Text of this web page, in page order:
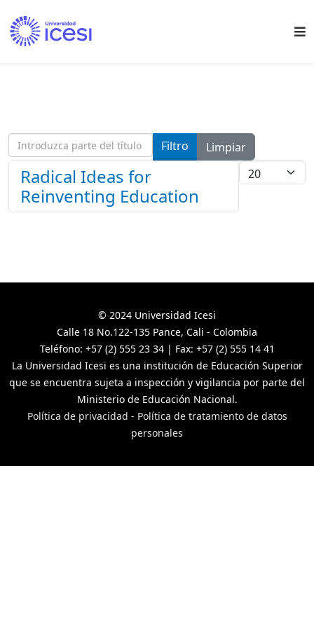
Introduzca parte del título Filtro Limpiar
Cantidad
Radical Ideas for
Reinventing Education
© 2024 Universidad Icesi
Calle 18 No.122-135 Pance, Cali - Colombia
Teléfono: +57 (2) 555 23 34 | Fax: +57 (2) 555 14 41
La Universidad Icesi es una institución de Educación Superior
que se encuentra sujeta a inspección y vigilancia por parte del
Ministerio de Educación Nacional.
Política de privacidad - Política de tratamiento de datos
personales